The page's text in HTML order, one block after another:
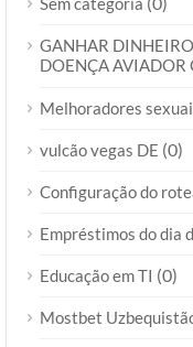
GANHAR
DOENÇA AVIADOR
Melhoradores
vulcão vegas DE (0)
Configuração do
Empréstimos do dia
Educação em TI (0)
Mostbet